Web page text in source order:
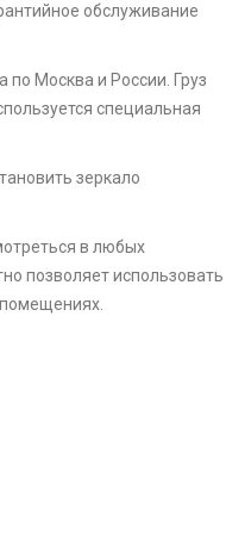
обслуживание
по Москва и России. Груз
специальная
зеркало
в любых
позволяет использовать